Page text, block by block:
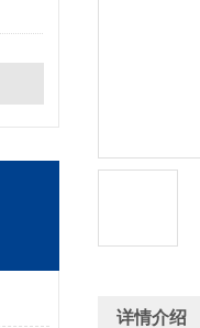
详情介绍